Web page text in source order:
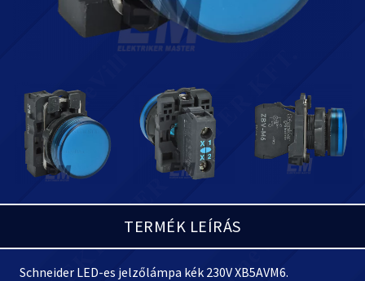
TERMÉK LEÍRÁS
Schneider LED-es jelzőlámpa kék 230V XB5AVM6.